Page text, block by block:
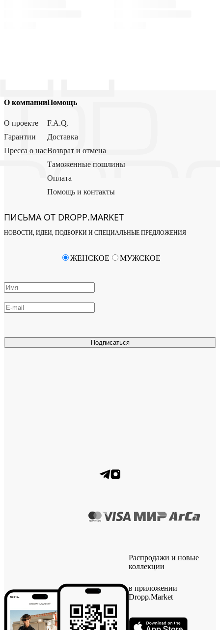
О компании
О проекте
Гарантии
Пресса о нас
Помощь
F.A.Q.
Доставка
Возврат и отмена
Таможенные пошлины
Оплата
Помощь и контакты
ПИСЬМА ОТ DROPP.MARKET
НОВОСТИ, ИДЕИ, ПОДБОРКИ И СПЕЦИАЛЬНЫЕ ПРЕДЛОЖЕНИЯ
Подписаться
ЖЕНСКОЕ МУЖСКОЕ
Распродажи и новые
коллекции
в приложении
Dropp.Market